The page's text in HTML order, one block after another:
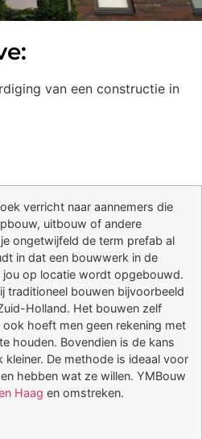
van een constructie in
verricht naar aannemers die
uitbouw of andere
ongetwijfeld de term prefab al
in dat een bouwwerk in de
op locatie wordt opgebouwd.
traditioneel bouwen bijvoorbeeld
Holland. Het bouwen zelf
hoeft men geen rekening met
houden. Bovendien is de kans
De methode is ideaal voor
hebben wat ze willen. YMBouw
Haag en omstreken.